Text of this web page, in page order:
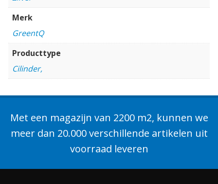
Merk
GreentQ
Producttype
Cilinder,
Met een magazijn van 2200 m2, kunnen we
meer dan 20.000 verschillende artikelen uit
voorraad leveren